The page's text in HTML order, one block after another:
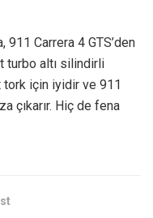
911 Carrera 4 GTS’den
turbo altı silindirli
için iyidir ve 911
çıkarır. Hiç de fena